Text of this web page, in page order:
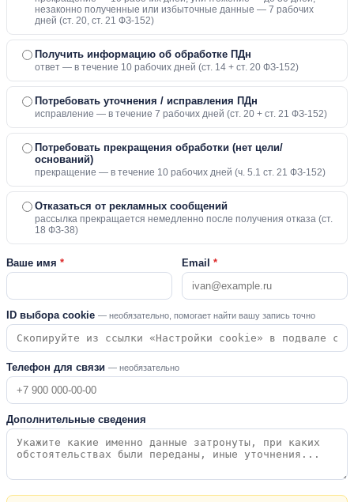
незаконно полученные или избыточные данные — 7 рабочих
дней (ст. 20, ст. 21 ФЗ-152)
Получить информацию об обработке ПДн
ответ — в течение 10 рабочих дней (ст. 14 + ст. 20 ФЗ-152)
Потребовать уточнения / исправления ПДн
исправление — в течение 7 рабочих дней (ст. 20 + ст. 21 ФЗ-152)
Потребовать прекращения обработки (нет цели/
оснований)
прекращение — в течение 10 рабочих дней (ч. 5.1 ст. 21 ФЗ-152)
Отказаться от рекламных сообщений
рассылка прекращается немедленно после получения отказа (ст.
18 ФЗ-38)
Ваше имя * Email *
ID выбора cookie — необязательно, помогает найти вашу запись точно
Телефон для связи — необязательно
Дополнительные сведения